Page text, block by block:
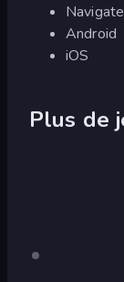
Android
iOS
Plus de
red
Pour